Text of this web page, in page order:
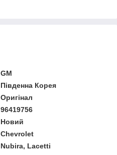
GM
Південна Корея
Оригінал
96419756
Новий
Chevrolet
Nubira, Lacetti